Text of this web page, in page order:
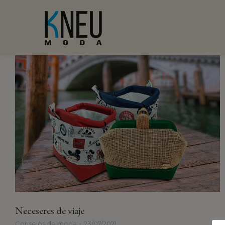
Neceseres de viaje